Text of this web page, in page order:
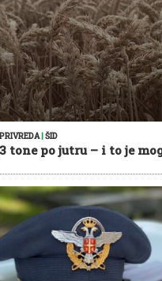
| ŠID
tone po jutru – i to je